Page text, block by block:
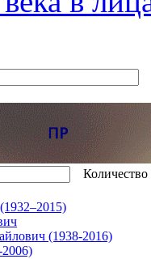
(1938-2016)